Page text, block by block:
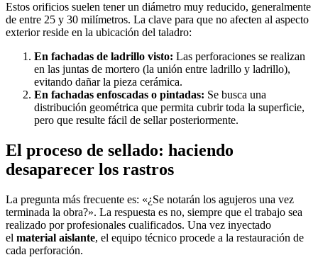
Estos orificios suelen tener un diámetro muy reducido, generalmente
de entre 25 y 30 milímetros. La clave para que no afecten al aspecto
exterior reside en la ubicación del taladro:
En fachadas de ladrillo visto: Las perforaciones se realizan
en las juntas de mortero (la unión entre ladrillo y ladrillo),
evitando dañar la pieza cerámica.
En fachadas enfoscadas o pintadas: Se busca una
distribución geométrica que permita cubrir toda la superficie,
pero que resulte fácil de sellar posteriormente.
El proceso de sellado: haciendo
desaparecer los rastros
La pregunta más frecuente es: «¿Se notarán los agujeros una vez
terminada la obra?». La respuesta es no, siempre que el trabajo sea
realizado por profesionales cualificados. Una vez inyectado
el material aislante, el equipo técnico procede a la restauración de
cada perforación.